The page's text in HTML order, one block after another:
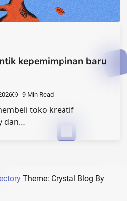
kepemimpinan baru
9 Min Read
toko kreatif
dan…
Theme: Crystal Blog By